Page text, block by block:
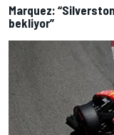
Marquez:
bekliyor”